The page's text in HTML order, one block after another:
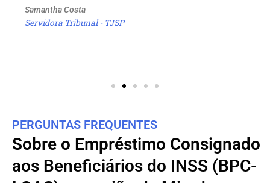
Samantha Costa
Servidora Tribunal - TJSP
PERGUNTAS FREQUENTES
Sobre o Empréstimo Consignado
aos Beneficiários do INSS (BPC-